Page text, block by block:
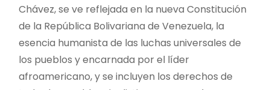
Chávez, se ve reflejada en la nueva Constitución
de la República Bolivariana de Venezuela, la
esencia humanista de las luchas universales de
los pueblos y encarnada por el líder
afroamericano, y se incluyen los derechos de